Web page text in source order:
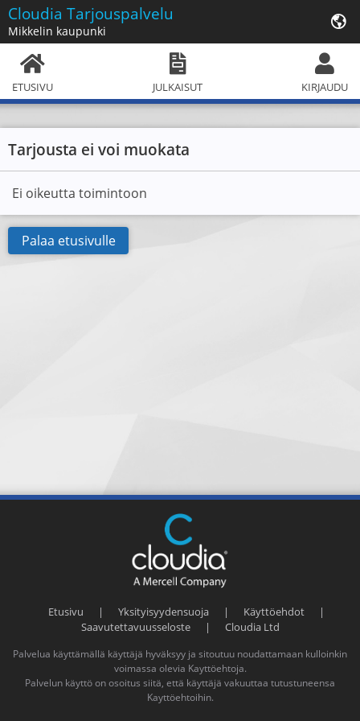
Cloudia Tarjouspalvelu
Mikkelin kaupunki
ETUSIVU JULKAISUT KIRJAUDU
Tarjousta ei voi muokata
Ei oikeutta toimintoon
Palaa etusivulle
Etusivu | Yksityisyydensuoja | Käyttöehdot
|
Saavutettavuusseloste
| Cloudia Ltd
Palvelua käyttämällä käyttäjä hyväksyy ja sitoutuu noudattamaan kulloinkin
voimassa olevia Kayttöehtoja.
Palvelun käyttö on osoitus siitä, että käyttäjä vakuuttaa tutustuneensa
Kayttöehtoihin.